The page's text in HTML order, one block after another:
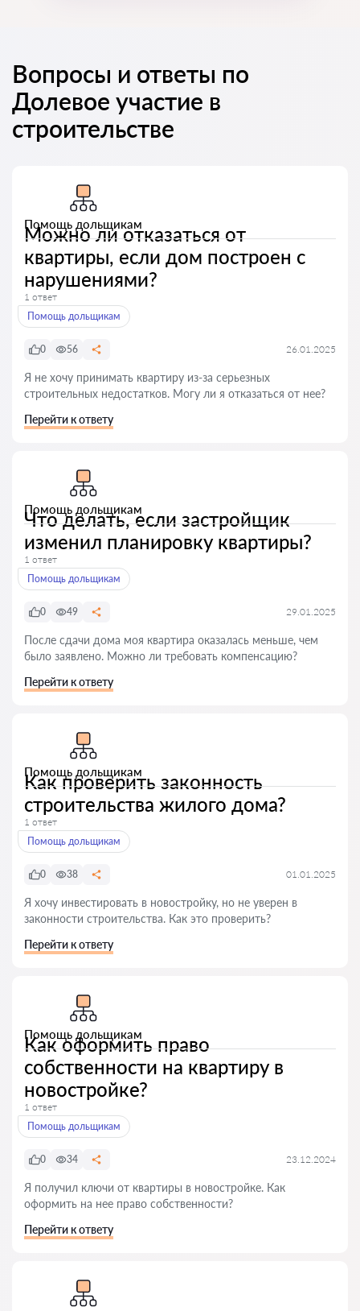
Вопросы и ответы по
Долевое участие в
строительстве
Помощь дольщикам
Можно ли отказаться от
квартиры, если дом построен с
нарушениями?
1 ответ
Помощь дольщикам
0 56 26.01.2025
Я не хочу принимать квартиру из-за серьезных
строительных недостатков. Могу ли я отказаться от нее?
Перейти к ответу
Помощь дольщикам
Что делать, если застройщик
изменил планировку квартиры?
1 ответ
Помощь дольщикам
0 49 29.01.2025
После сдачи дома моя квартира оказалась меньше, чем
было заявлено. Можно ли требовать компенсацию?
Перейти к ответу
Помощь дольщикам
Как проверить законность
строительства жилого дома?
1 ответ
Помощь дольщикам
0 38 01.01.2025
Я хочу инвестировать в новостройку, но не уверен в
законности строительства. Как это проверить?
Перейти к ответу
Помощь дольщикам
Как оформить право
собственности на квартиру в
новостройке?
1 ответ
Помощь дольщикам
0 34 23.12.2024
Я получил ключи от квартиры в новостройке. Как
оформить на нее право собственности?
Перейти к ответу